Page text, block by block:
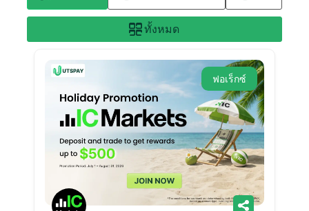
ทั้งหมด
ฟอเร็กซ์